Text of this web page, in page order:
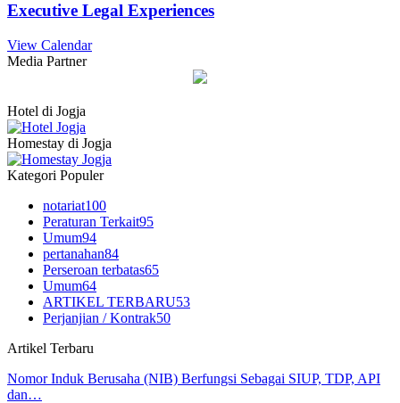
Executive Legal Experiences
View Calendar
Media Partner
Hotel di Jogja
Homestay di Jogja
Kategori Populer
notariat100
Peraturan Terkait95
Umum94
pertanahan84
Perseroan terbatas65
Umum64
ARTIKEL TERBARU53
Perjanjian / Kontrak50
Artikel Terbaru
Nomor Induk Berusaha (NIB) Berfungsi Sebagai SIUP, TDP, API
dan…